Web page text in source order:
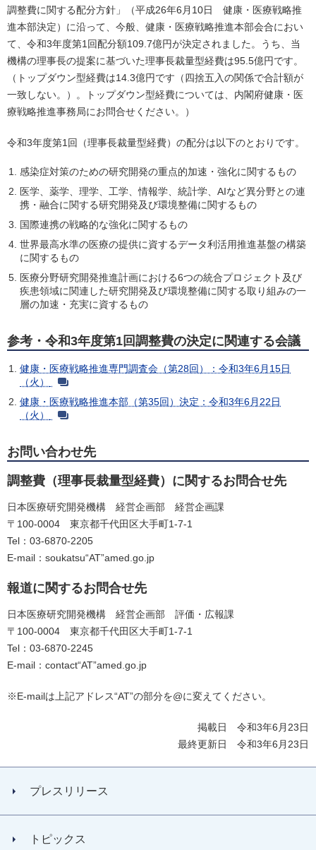
調整費に関する配分方針」（平成26年6月10日 健康・医療戦略推
進本部決定）に沿って、今般、健康・医療戦略推進本部会合におい
て、令和3年度第1回配分額109.7億円が決定されました。うち、当
機構の理事長の提案に基づいた理事長裁量型経費は95.5億円です。
（トップダウン型経費は14.3億円です（四捨五入の関係で合計額が
一致しない。）。トップダウン型経費については、内閣府健康・医
療戦略推進事務局にお問合せください。）
令和3年度第1回（理事長裁量型経費）の配分は以下のとおりです。
感染症対策のための研究開発の重点的加速・強化に関するもの
医学、薬学、理学、工学、情報学、統計学、AIなど異分野との連
携・融合に関する研究開発及び環境整備に関するもの
国際連携の戦略的な強化に関するもの
世界最高水準の医療の提供に資するデータ利活用推進基盤の構築
に関するもの
医療分野研究開発推進計画における6つの統合プロジェクト及び
疾患領域に関連した研究開発及び環境整備に関する取り組みの一
層の加速・充実に資するもの
参考・令和3年度第1回調整費の決定に関連する会議
健康・医療戦略推進専門調査会（第28回）：令和3年6月15日
（火）
健康・医療戦略推進本部（第35回）決定：令和3年6月22日
（火）
お問い合わせ先
調整費（理事長裁量型経費）に関するお問合せ先
日本医療研究開発機構 経営企画部 経営企画課
〒100-0004 東京都千代田区大手町1-7-1
Tel：03-6870-2205
E-mail：soukatsu“AT”amed.go.jp
報道に関するお問合せ先
日本医療研究開発機構 経営企画部 評価・広報課
〒100-0004 東京都千代田区大手町1-7-1
Tel：03-6870-2245
E-mail：contact“AT”amed.go.jp
※E-mailは上記アドレス“AT”の部分を@に変えてください。
掲載日 令和3年6月23日
最終更新日 令和3年6月23日
プレスリリース
トピックス